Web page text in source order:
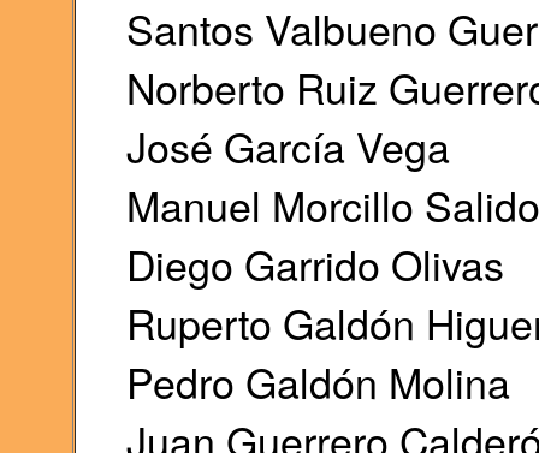
Santos Valbueno
Norberto Ruiz
José García Vega
Manuel Morcillo Salido
Diego Garrido Olivas
Ruperto Galdón
Pedro Galdón Molina
Juan Guerrero